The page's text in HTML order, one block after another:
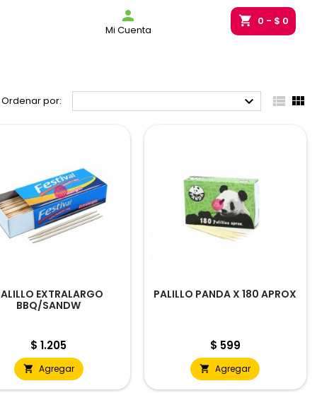
shopping_cart 0 - $ 0

Mi Cuenta
Ordenar por:   
EXTRALARGO
BBQ/SANDW
Precio
$ 1.205
 Agregar
PALILLO PANDA X 180 APROX
Precio
$ 599
 Agregar